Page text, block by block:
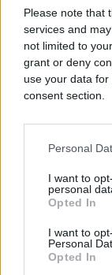
Please note that
services and
not limited to
grant or deny
use your data
consent section.
Personal
I want to
personal
Opted In
I want to
Personal
Opted In
Žene
Kada je novi
svoje ime,
kada je počeo
Konverzacija
Kada je riječ
čemu pričate,
komunikacija.
veza između
pretvaranja
navodi on.